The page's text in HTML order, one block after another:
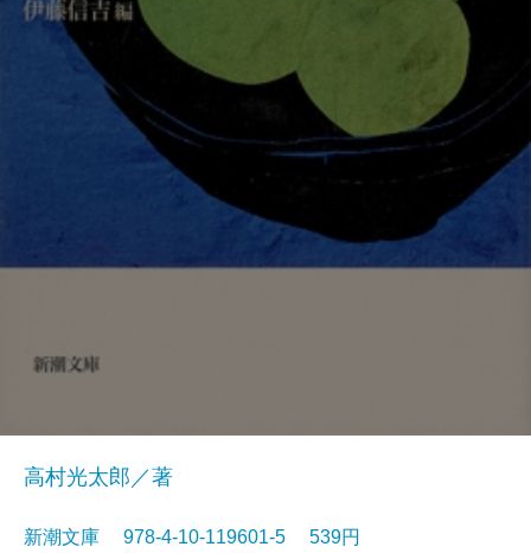
高村光太郎／著
新潮文庫 978-4-10-119601-5 539円